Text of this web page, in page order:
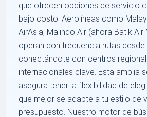
que ofrecen opciones de servicio
bajo costo. Aerolíneas como
AirAsia, Malindo Air (ahora Batik
operan con frecuencia rutas desde
conectándote con centros
internacionales clave. Esta amplia
asegura tener la flexibilidad de
que mejor se adapte a tu estilo de
presupuesto. Nuestro motor de